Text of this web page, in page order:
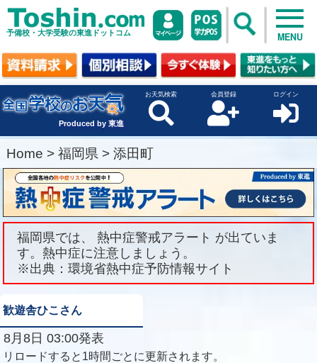
予備校・大学受験の東進ドットコム MENU
Produced by 東進
お天気検索 会員登録 ログイン
Home > 福岡県 > 添田町
福岡県では、 熱中症警戒アラート が出ていま
す。熱中症に注意しましょう。
※出典：環境省熱中症予防情報サイト
歓遊舎ひこさん
8月8日 03:00発表
リロードすると1時間ごとに更新されます。